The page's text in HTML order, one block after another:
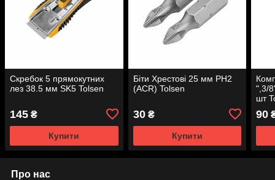
Скребок 5 прямокутних
лез 38.5 мм SK5 Tolsen
145 ₴
Купити
Біти Хрестові 25 мм РН2
(ACR) Tolsen
30₴
Купити
",3/
шт
90
Про нас